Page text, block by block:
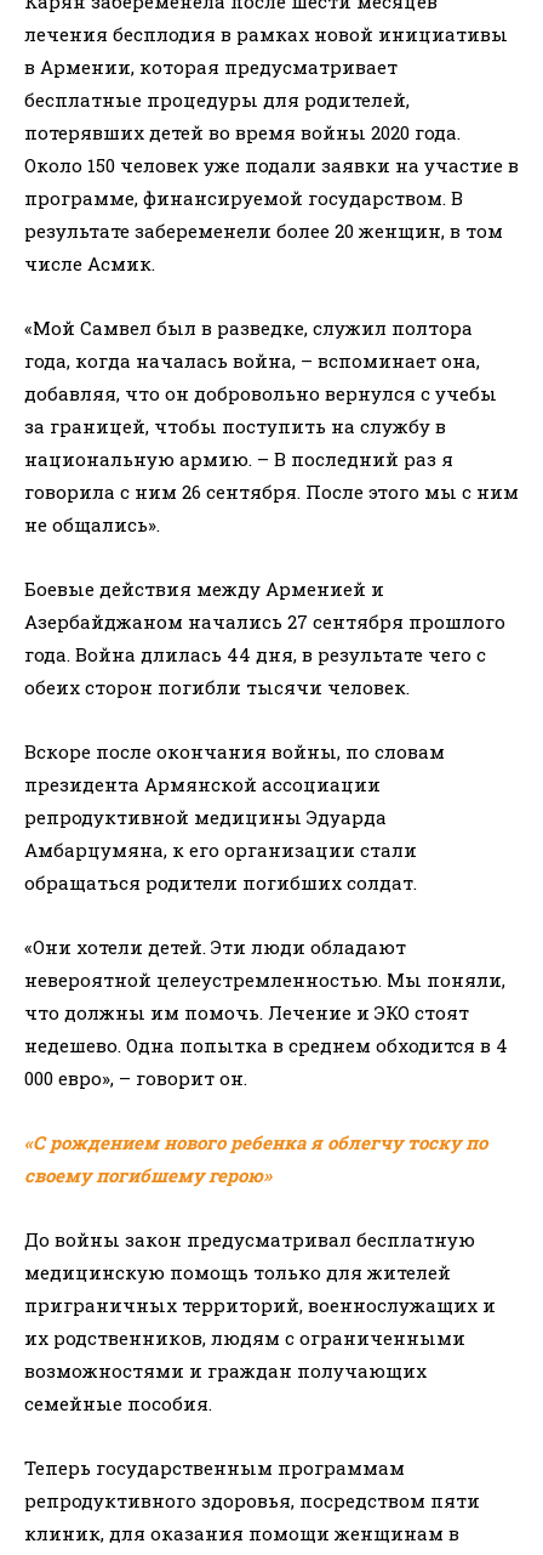
лечения бесплодия в рамках новой инициативы
в Армении, которая предусматривает
бесплатные процедуры для родителей,
потерявших детей во время войны 2020 года.
Около 150 человек уже подали заявки на участие в
программе, финансируемой государством. В
результате забеременели более 20 женщин, в том
числе Асмик.
«Мой Самвел был в разведке, служил полтора
года, когда началась война, – вспоминает она,
добавляя, что он добровольно вернулся с учебы
за границей, чтобы поступить на службу в
национальную армию. – В последний раз я
говорила с ним 26 сентября. После этого мы с ним
не общались».
Боевые действия между Арменией и
Азербайджаном начались 27 сентября прошлого
года. Война длилась 44 дня, в результате чего с
обеих сторон погибли тысячи человек.
Вскоре после окончания войны, по словам
президента Армянской ассоциации
репродуктивной медицины Эдуарда
Амбарцумяна, к его организации стали
обращаться родители погибших солдат.
«Они хотели детей. Эти люди обладают
невероятной целеустремленностью. Мы поняли,
что должны им помочь. Лечение и ЭКО стоят
недешево. Одна попытка в среднем обходится в 4
000 евро», – говорит он.
«С рождением нового ребенка я облегчу тоску по
своему погибшему герою»
До войны закон предусматривал бесплатную
медицинскую помощь только для жителей
приграничных территорий, военнослужащих и
их родственников, людям с ограниченными
возможностями и граждан получающих
семейные пособия.
Теперь государственным программам
репродуктивного здоровья, посредством пяти
клиник, для оказания помощи женщинам в